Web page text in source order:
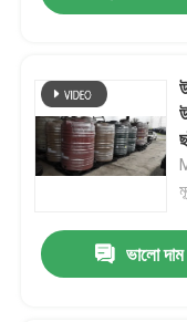
ভালো দাম